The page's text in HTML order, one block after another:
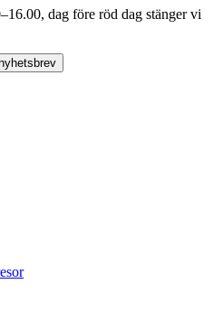
dag före röd dag stänger vi